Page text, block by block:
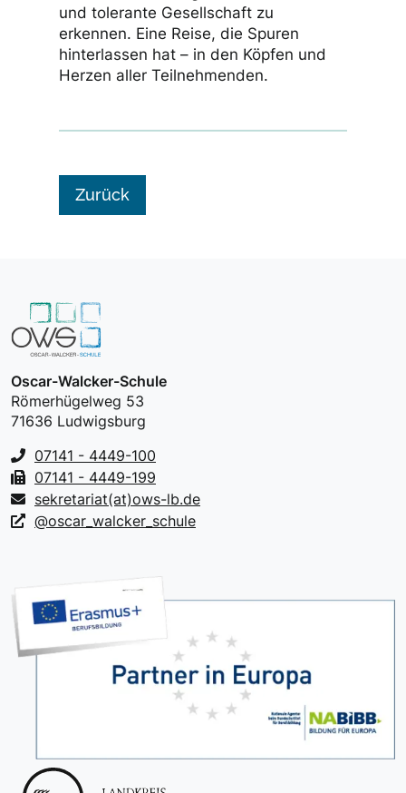
und tolerante Gesellschaft zu
erkennen. Eine Reise, die Spuren
hinterlassen hat – in den Köpfen und
Herzen aller Teilnehmenden.
Zurück
Oscar-Walcker-Schule
Römerhügelweg 53
71636 Ludwigsburg
07141 - 4449-100
07141 - 4449-199
sekretariat(at)ows-lb.de
@oscar_walcker_schule